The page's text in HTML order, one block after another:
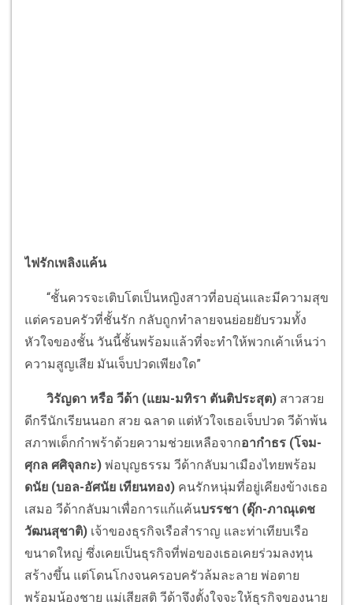
ไฟรักเพลิงแค้น
“ชั้นควรจะเติบโตเป็นหญิงสาวที่อบอุ่นและมีความสุข
แต่ครอบครัวที่ชั้นรัก กลับถูกทำลายจนย่อยยับรวมทั้ง
หัวใจของชั้น วันนี้ชั้นพร้อมแล้วที่จะทำให้พวกเค้าเห็นว่า
ความสูญเสีย มันเจ็บปวดเพียงใด”
วิรัญดา หรือ วีด้า (แยม-มทิรา ตันติประสุต) สาวสวย
ดีกรีนักเรียนนอก สวย ฉลาด แต่หัวใจเธอเจ็บปวด วีด้าพ้น
สภาพเด็กกำพร้าด้วยความช่วยเหลือจากอากำธร (โจม-
ศุกล ศศิจุลกะ) พ่อบุญธรรม วีด้ากลับมาเมืองไทยพร้อม
ดนัย (บอล-อัศนัย เทียนทอง) คนรักหนุ่มที่อยู่เคียงข้างเธอ
เสมอ วีด้ากลับมาเพื่อการแก้แค้นบรรชา (ดุ๊ก-ภาณุเดช
วัฒนสุชาติ) เจ้าของธุรกิจเรือสำราญ และท่าเทียบเรือ
ขนาดใหญ่ ซึ่งเคยเป็นธุรกิจที่พ่อของเธอเคยร่วมลงทุน
สร้างขึ้น แต่โดนโกงจนครอบครัวล้มละลาย พ่อตาย
พร้อมน้องชาย แม่เสียสติ วีด้าจึงตั้งใจจะให้ธุรกิจของนาย